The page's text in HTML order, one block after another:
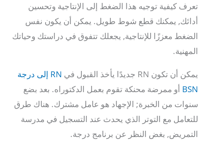
تعرف كيفية توجيه هذا الضغط إلى الإنتاجية وتحسين
أدائك, يمكنك قطع شوط طويل. يمكن أن يكون نفس
الضغط معززًا للإنتاجية, يجعلك تتفوق في دراستك وحياتك
المهنية.
يمكن أن تكون RN جديدًا يأخذ القبول في
RN إلى درجة
BSN أو ممرضة محنكة تقوم بعمل الدكتوراه. بعد بضع
سنوات من الخبرة; الإجهاد هو عامل مشترك. هناك طرق
للتعامل مع التوتر الذي يحدث عند التسجيل في مدرسة
التمريض, بغض النظر عن برنامج درجة.